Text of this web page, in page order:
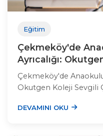
Eğitim
Çekmeköy'de
Ayrıcalığı:
Çekmeköy'de
Okutgen Koleji Sevgili
DEVAMINI OKU